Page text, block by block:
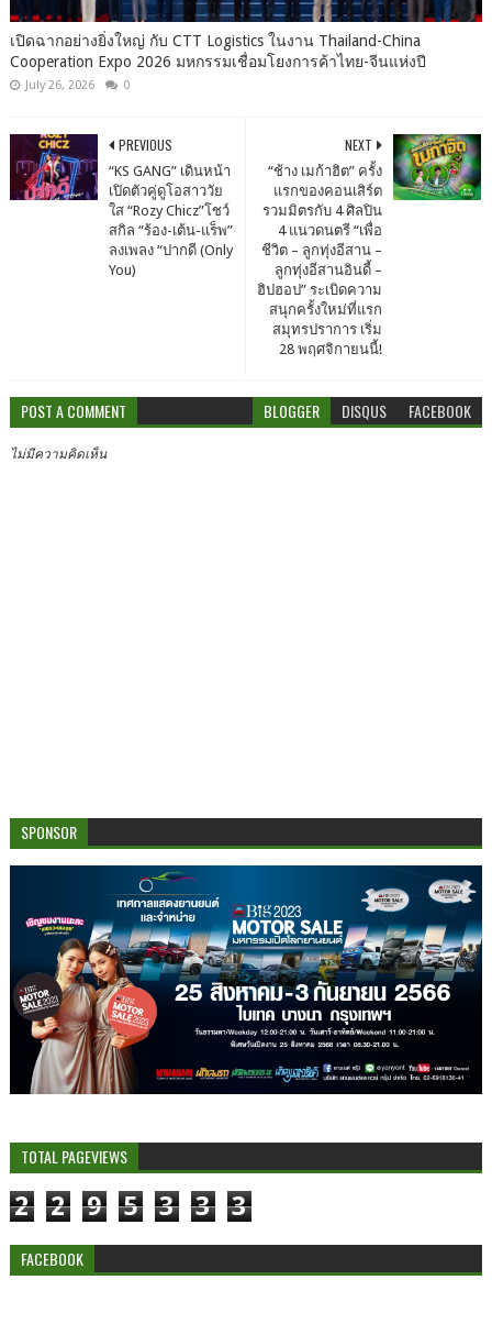
เปิดฉากอย่างยิ่งใหญ่ กับ CTT Logistics ในงาน Thailand-China
Cooperation Expo 2026 มหกรรมเชื่อมโยงการค้าไทย-จีนแห่งปี
July 26, 2026 0
NEXT
“ช้าง เมก้าฮิต” ครั้ง
แรกของคอนเสิร์ต
รวมมิตรกับ 4 ศิลปิน
4 แนวดนตรี “เพื่อ
ชีวิต – ลูกทุ่งอีสาน –
ลูกทุ่งอีสานอินดี้ –
ฮิปฮอป” ระเบิดความ
สนุกครั้งใหม่ที่แรก
สมุทรปราการ เริ่ม
28 พฤศจิกายนนี้!
PREVIOUS
“KS GANG” เดินหน้า
เปิดตัวคู่ดูโอสาววัย
ใส “Rozy Chicz”โชว์
สกิล “ร้อง-เต้น-แร็พ”
ลงเพลง “ปากดี (Only
You)
POST A COMMENT BLOGGER DISQUS FACEBOOK
ไม่มีความคิดเห็น
SPONSOR
TOTAL PAGEVIEWS
2 2 9 5 3 3 3
FACEBOOK